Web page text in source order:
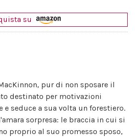
su
pur di non sposare il
destinato per motivazioni
e seduce a sua volta un forestiero.
sorpresa: le braccia in cui si
proprio al suo promesso sposo,